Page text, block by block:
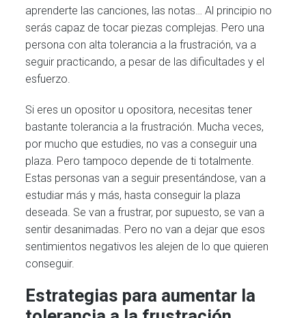
aprenderte las canciones, las notas… Al principio no
serás capaz de tocar piezas complejas. Pero una
persona con alta tolerancia a la frustración, va a
seguir practicando, a pesar de las dificultades y el
esfuerzo.
Si eres un opositor u opositora, necesitas tener
bastante tolerancia a la frustración. Mucha veces,
por mucho que estudies, no vas a conseguir una
plaza. Pero tampoco depende de ti totalmente.
Estas personas van a seguir presentándose, van a
estudiar más y más, hasta conseguir la plaza
deseada. Se van a frustrar, por supuesto, se van a
sentir desanimadas. Pero no van a dejar que esos
sentimientos negativos les alejen de lo que quieren
conseguir.
Estrategias para aumentar la